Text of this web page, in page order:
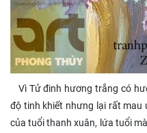
Vì Tử đinh hương trắng có
độ tinh khiết nhưng lại rất mau
của tuổi thanh xuân, lứa tuổi